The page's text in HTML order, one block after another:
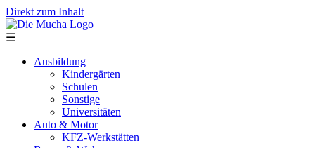
Direkt zum Inhalt
☰
Ausbildung
Kindergärten
Schulen
Sonstige
Universitäten
Auto & Motor
KFZ-Werkstätten